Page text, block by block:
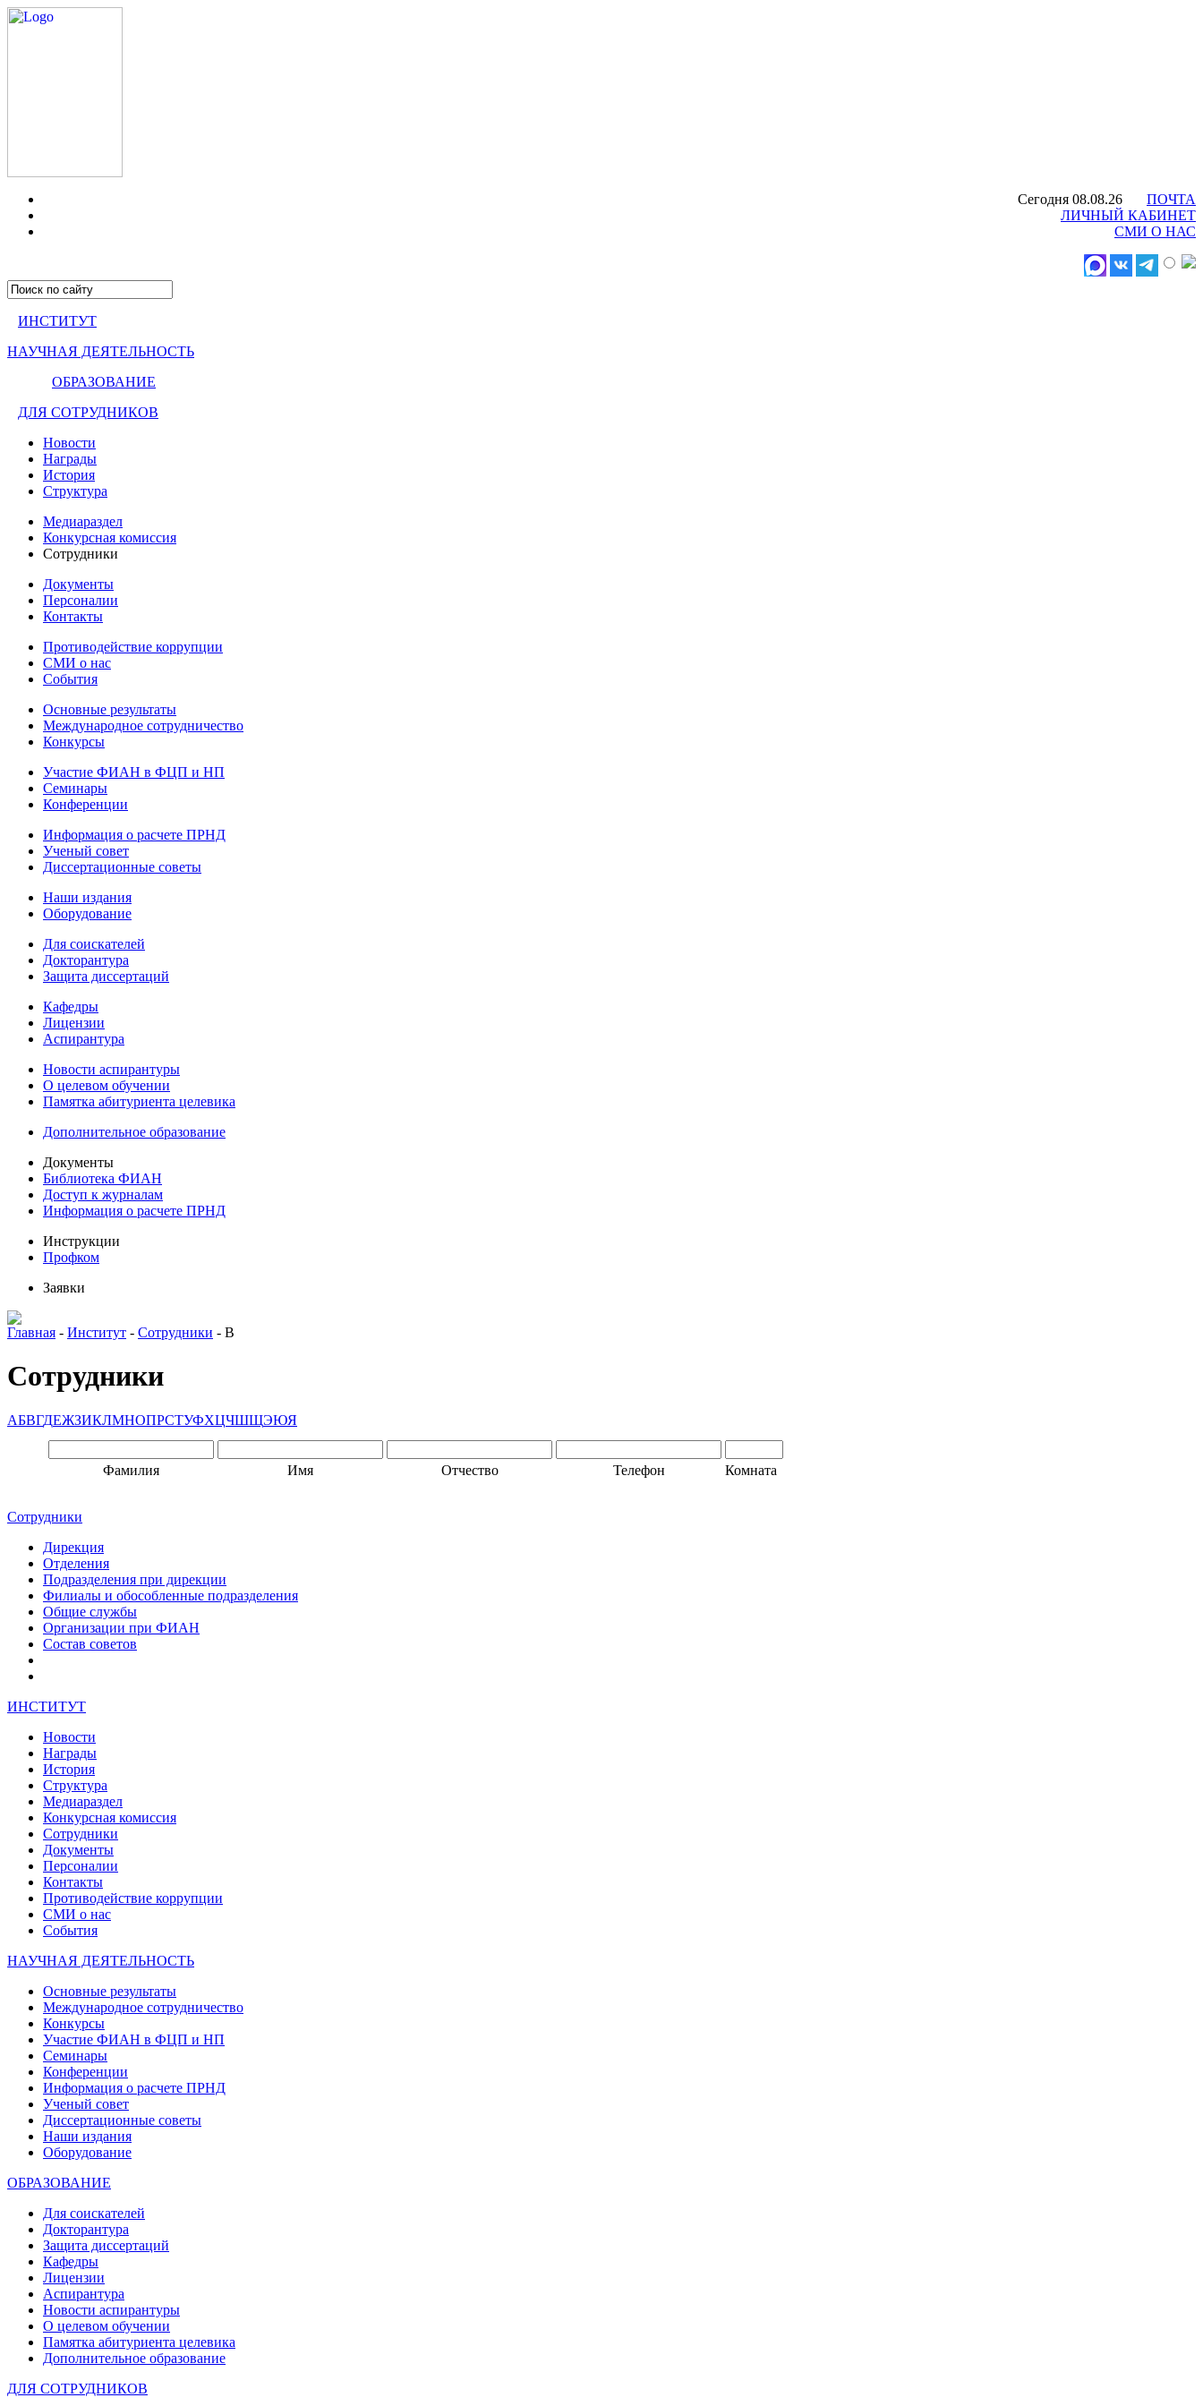
Сегодня 08.08.26
ПОЧТА
ЛИЧНЫЙ КАБИНЕТ
СМИ О НАС
ИНСТИТУТ
НАУЧНАЯ ДЕЯТЕЛЬНОСТЬ
ОБРАЗОВАНИЕ
ДЛЯ СОТРУДНИКОВ
Новости
Награды
История
Структура
Медиараздел
Конкурсная комиссия
Сотрудники
Документы
Персоналии
Контакты
Противодействие коррупции
СМИ о нас
События
Основные результаты
Международное сотрудничество
Конкурсы
Участие ФИАН в ФЦП и НП
Семинары
Конференции
Информация о расчете ПРНД
Ученый совет
Диссертационные советы
Наши издания
Оборудование
Для соискателей
Докторантура
Защита диссертаций
Кафедры
Лицензии
Аспирантура
Новости аспирантуры
О целевом обучении
Памятка абитуриента целевика
Дополнительное образование
Документы
Библиотека ФИАН
Доступ к журналам
Информация о расчете ПРНД
Инструкции
Профком
Заявки
Главная - Институт - Сотрудники - B
Сотрудники
АБВГДЕЖЗИКЛМНОПРСТУФХЦЧШЩЭЮЯ
Фамилия Имя Отчество Телефон Комната
Сотрудники
Дирекция
Отделения
Подразделения при дирекции
Филиалы и обособленные подразделения
Общие службы
Организации при ФИАН
Состав советов
ИНСТИТУТ
Новости
Награды
История
Структура
Медиараздел
Конкурсная комиссия
Сотрудники
Документы
Персоналии
Контакты
Противодействие коррупции
СМИ о нас
События
НАУЧНАЯ ДЕЯТЕЛЬНОСТЬ
Основные результаты
Международное сотрудничество
Конкурсы
Участие ФИАН в ФЦП и НП
Семинары
Конференции
Информация о расчете ПРНД
Ученый совет
Диссертационные советы
Наши издания
Оборудование
ОБРАЗОВАНИЕ
Для соискателей
Докторантура
Защита диссертаций
Кафедры
Лицензии
Аспирантура
Новости аспирантуры
О целевом обучении
Памятка абитуриента целевика
Дополнительное образование
ДЛЯ СОТРУДНИКОВ